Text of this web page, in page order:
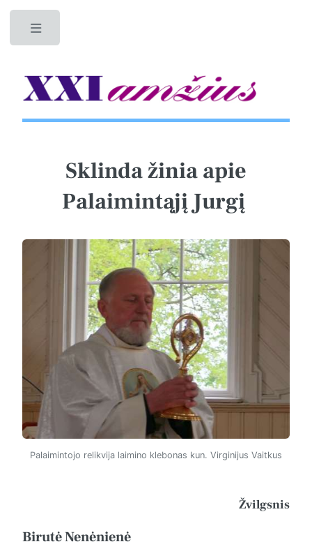
Sklinda žinia apie
Palaimintąjį Jurgį
Palaimintojo relikvija laimino klebonas kun. Virginijus Vaitkus
Žvilgsnis
Birutė Nenėnienė